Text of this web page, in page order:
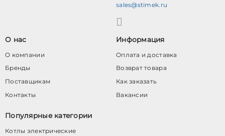
sales@stimek.ru
О нас
О компании
Бренды
Поставщикам
Контакты
Информация
Оплата и доставка
Возврат товара
Как заказать
Вакансии
Популярные категории
Котлы электрические